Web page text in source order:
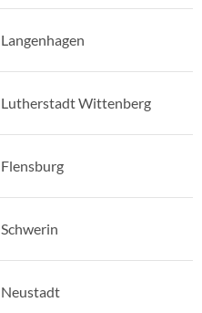
Langenhagen
Lutherstadt Wittenberg
Flensburg
Schwerin
Neustadt